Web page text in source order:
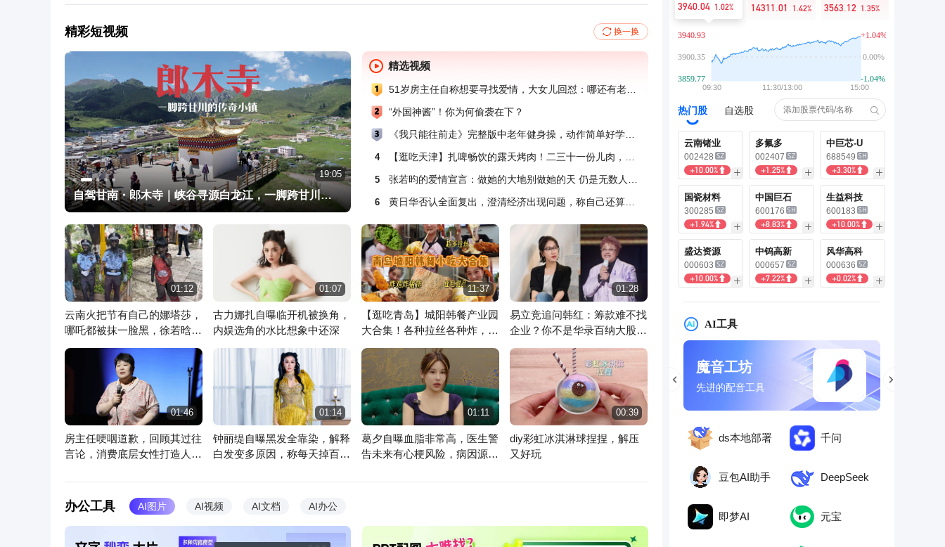
精彩短视频 换一换
01:46
迪亚斯晃开角度兜射 皮球击中横梁下沿入网
19:05
自驾甘南・郎木寺｜峡谷寻源白龙江，一脚跨甘川的传奇小镇
04:17
《最美的情缘》零基础健身操，动作缓慢特别适合中老年人
01:14
暴雨中万岁山演员坚守演出获满堂彩，游客撑伞相伴，工作人员回应
01:02
黄亦玫又回来了！刘亦菲封面照片优雅从容，38岁状态依旧能打
精选视频
“外国神酱”！你为何偷袭在下？
4
5
6
01:12
云南火把节有自己的娜塔莎，
哪吒都被抹一脸黑，徐若晗等
人出席
01:07
古力娜扎自曝临开机被换角，
内娱选角的水比想象中还深
11:37
【逛吃青岛】城阳韩餐产业园
大合集！各种拉丝各种炸，猪
排巨大！
01:28
易立竞追问韩红：筹款难不找
企业？你不是华录百纳大股东
吗
01:46
房主任哽咽道歉，回顾其过往
言论，消费底层女性打造人设
01:14
钟丽缇自曝黑发全靠染，解释
白发变多原因，称每天掉百根
01:11
葛夕自曝血脂非常高，医生警
告未来有心梗风险，病因源自
00:39
diy彩虹冰淇淋球捏捏，解压
又好玩
办公工具 AI图片 AI视频 AI文档 AI办公
3940.04 1.02%
14311.01
1.42%
3563.12 1.35%
热门股 自选股
云南锗业
002428
+10.00%
多氟多
002407
+1.25%
中巨芯-U
688549
+3.30%
国瓷材料
300285
+1.94%
中国巨石
600176
+8.83%
生益科技
600183
+10.00%
盛达资源
000603
+10.00%
中钨高新
000657
+7.22%
风华高科
000636
+0.02%
AI工具
文心一言
你的随身智能助手
讯飞星火
超级助手 答你所问
魔音工坊
先进的配音工具
智谱清言
千亿参数对话模型
ds本地部署 千问
豆包AI助手 DeepSeek
即梦AI 元宝